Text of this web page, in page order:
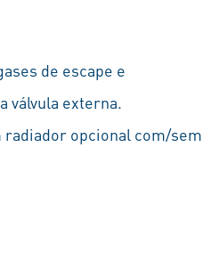
de escape e
válvula externa.
radiador opcional com/sem